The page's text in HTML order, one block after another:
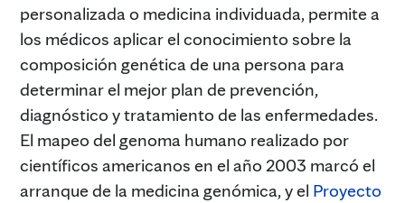
personalizada o medicina individuada, permite a
los médicos aplicar el conocimiento sobre la
composición genética de una persona para
determinar el mejor plan de prevención,
diagnóstico y tratamiento de las enfermedades.
El mapeo del genoma humano realizado por
científicos americanos en el año 2003 marcó el
arranque de la medicina genómica, y el Proyecto